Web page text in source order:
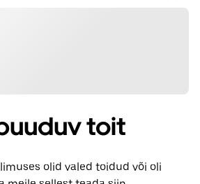
toit
olid valed toidud või oli